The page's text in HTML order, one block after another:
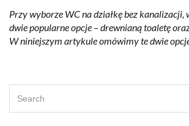
Przy wyborze WC na działkę bez
dwie popularne opcje – drewnianą toaletę
W niniejszym artykule omówimy te dwie